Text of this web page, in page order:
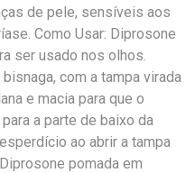
de pele, sensíveis aos
Como Usar: Diprosone
ser usado nos olhos.
com a tampa virada
e macia para que o
a parte de baixo da
ao abrir a tampa
pomada em